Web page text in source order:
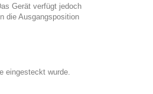
Gerät verfügt jedoch
die Ausgangsposition
eingesteckt wurde.